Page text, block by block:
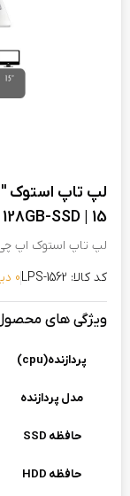
SSD | 15
لپ تاپ استوک اپ چی
کد کالا: LPS-1562
0 دیدگاه
ویژگی های
پردازنده(cpu)
مدل پردازنده
حافظه SSD
حافظه HDD